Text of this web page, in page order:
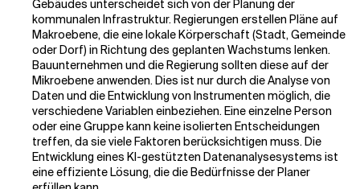
Gebäudes unterscheidet sich von der Planung der
kommunalen Infrastruktur. Regierungen erstellen Pläne auf
Makroebene, die eine lokale Körperschaft (Stadt, Gemeinde
oder Dorf) in Richtung des geplanten Wachstums lenken.
Bauunternehmen und die Regierung sollten diese auf der
Mikroebene anwenden. Dies ist nur durch die Analyse von
Daten und die Entwicklung von Instrumenten möglich, die
verschiedene Variablen einbeziehen. Eine einzelne Person
oder eine Gruppe kann keine isolierten Entscheidungen
treffen, da sie viele Faktoren berücksichtigen muss. Die
Entwicklung eines KI-gestützten Datenanalysesystems ist
eine effiziente Lösung, die die Bedürfnisse der Planer